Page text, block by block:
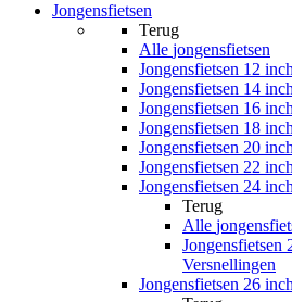
Jongensfietsen
Terug
Alle jongensfietsen
Jongensfietsen 12
Jongensfietsen 14
Jongensfietsen 16
Jongensfietsen 18
Jongensfietsen 20
Jongensfietsen 22
Jongensfietsen 24
Terug
Alle
Jongensfietsen
Versnellingen
Jongensfietsen 26